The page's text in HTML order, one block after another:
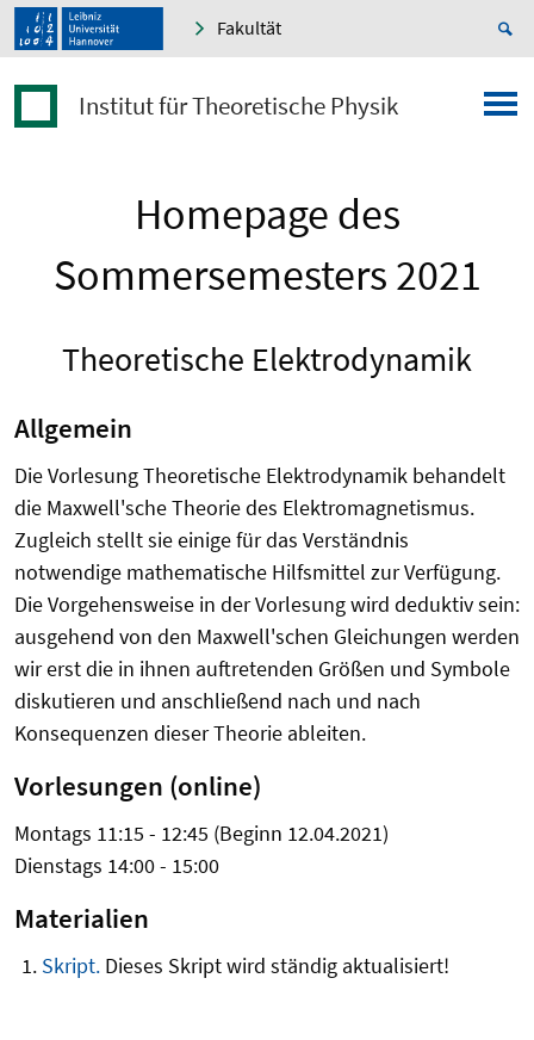
Fakultät
Institut für Theoretische Physik
Homepage des
Sommersemesters 2021
Theoretische Elektrodynamik
Allgemein
Die Vorlesung Theoretische Elektrodynamik behandelt
die Maxwell'sche Theorie des Elektromagnetismus.
Zugleich stellt sie einige für das Verständnis
notwendige mathematische Hilfsmittel zur Verfügung.
Die Vorgehensweise in der Vorlesung wird deduktiv sein:
ausgehend von den Maxwell'schen Gleichungen werden
wir erst die in ihnen auftretenden Größen und Symbole
diskutieren und anschließend nach und nach
Konsequenzen dieser Theorie ableiten.
Vorlesungen (online)
Montags 11:15 - 12:45 (Beginn 12.04.2021)
Dienstags 14:00 - 15:00
Materialien
Skript.Dieses Skript wird ständig aktualisiert!